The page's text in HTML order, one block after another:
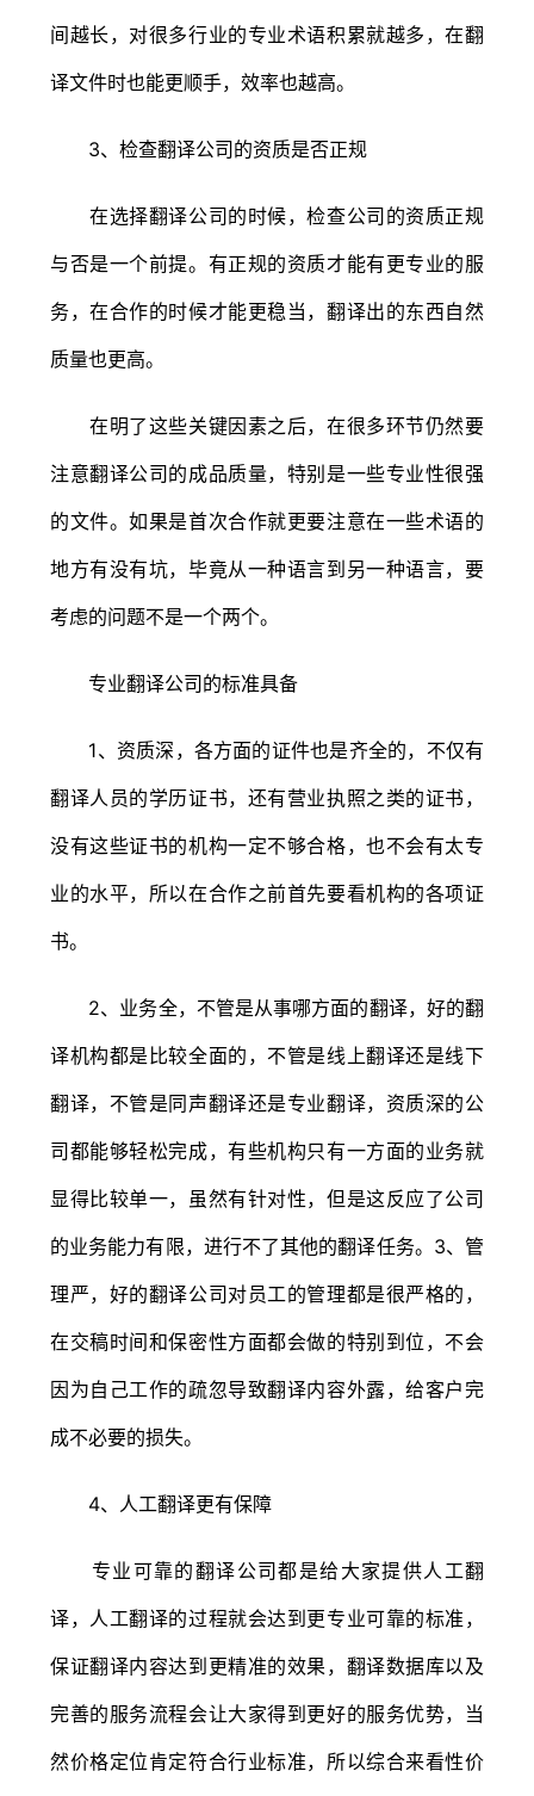
间越长，对很多行业的专业术语积累就越多，在翻
译文件时也能更顺手，效率也越高。
3、检查翻译公司的资质是否正规
在选择翻译公司的时候，检查公司的资质正规
与否是一个前提。有正规的资质才能有更专业的服
务，在合作的时候才能更稳当，翻译出的东西自然
质量也更高。
在明了这些关键因素之后，在很多环节仍然要
注意翻译公司的成品质量，特别是一些专业性很强
的文件。如果是首次合作就更要注意在一些术语的
地方有没有坑，毕竟从一种语言到另一种语言，要
考虑的问题不是一个两个。
专业翻译公司的标准具备
1、资质深，各方面的证件也是齐全的，不仅有
翻译人员的学历证书，还有营业执照之类的证书，
没有这些证书的机构一定不够合格，也不会有太专
业的水平，所以在合作之前首先要看机构的各项证
书。
2、业务全，不管是从事哪方面的翻译，好的翻
译机构都是比较全面的，不管是线上翻译还是线下
翻译，不管是同声翻译还是专业翻译，资质深的公
司都能够轻松完成，有些机构只有一方面的业务就
显得比较单一，虽然有针对性，但是这反应了公司
的业务能力有限，进行不了其他的翻译任务。3、管
理严，好的翻译公司对员工的管理都是很严格的，
在交稿时间和保密性方面都会做的特别到位，不会
因为自己工作的疏忽导致翻译内容外露，给客户完
成不必要的损失。
4、人工翻译更有保障
专业可靠的翻译公司都是给大家提供人工翻
译，人工翻译的过程就会达到更专业可靠的标准，
保证翻译内容达到更精准的效果，翻译数据库以及
完善的服务流程会让大家得到更好的服务优势，当
然价格定位肯定符合行业标准，所以综合来看性价